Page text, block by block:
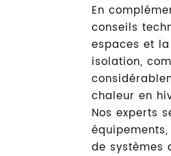
Afficher le
En
conseils
espaces et
isolation,
chaleur en
Nos experts
de systèmes